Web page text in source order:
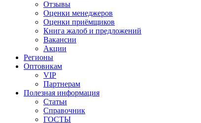
Отзывы
Оценки менеджеров
Оценки приёмщиков
Книга жалоб и предложений
Вакансии
Акции
Регионы
Оптовикам
VIP
Партнерам
Полезная информация
Статьи
Справочник
ГОСТЫ